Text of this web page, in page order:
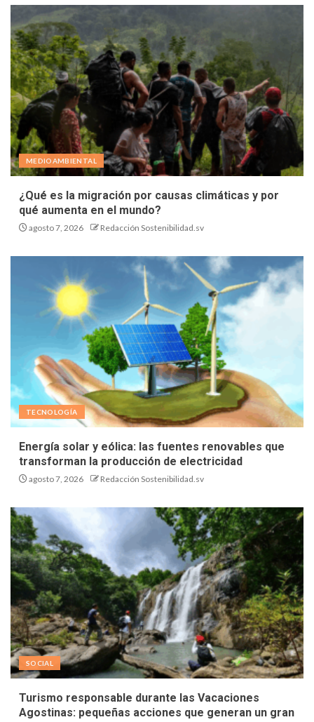
MEDIOAMBIENTAL
¿Qué es la migración por causas climáticas y por
qué aumenta en el mundo?
agosto 7, 2026 Redacción Sostenibilidad.sv
TECNOLOGÍA
Energía solar y eólica: las fuentes renovables que
transforman la producción de electricidad
agosto 7, 2026 Redacción Sostenibilidad.sv
SOCIAL
Turismo responsable durante las Vacaciones
Agostinas: pequeñas acciones que generan un gran